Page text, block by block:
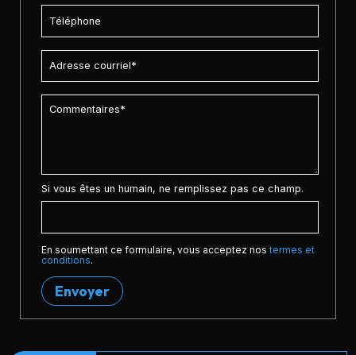
Si vous êtes un humain, ne remplissez pas ce champ.
En soumettant ce formulaire, vous acceptez nostermes et
conditions.
Envoyer